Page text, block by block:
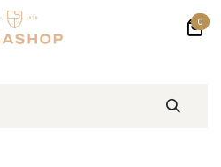
0